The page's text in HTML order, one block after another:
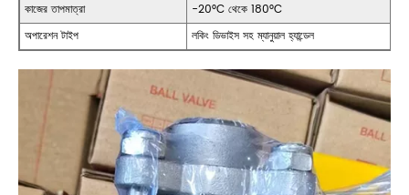
কাজের তাপমাত্রা
-20°C থেকে 180°C
অপারেশন টাইপ
লকিং ডিভাইস সহ ম্যানুয়াল হ্যান্ডেল